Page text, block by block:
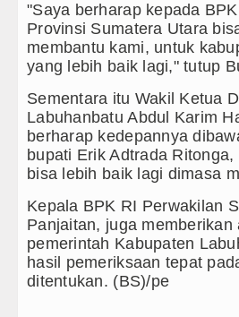
Gubernur
Rico Waas
Akses
Dayang
"Saya berharap kepada
Provinsi Sumatera Utara
membantu kami, untuk
yang lebih baik lagi," tutup
Sementara itu Wakil Ketua
Labuhanbatu Abdul Karim
berharap kedepannya
bupati Erik Adtrada
bisa lebih baik lagi dimasa
Kepala BPK RI Perwakilan
Panjaitan, juga
pemerintah Kabupaten
hasil pemeriksaan tepat
ditentukan. (BS)/pe